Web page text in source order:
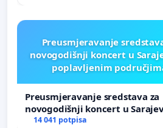
Preusmjeravanje
novogodišnji koncert u
poplavljenim
Preusmjeravanje sredstava za
novogodišnji koncert u
poplavljenim područjima
14 041 potpisa